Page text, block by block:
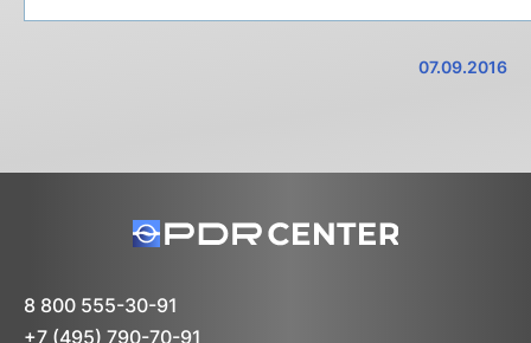
07.09.2016
8 800 555-30-91
+7 (495) 790-70-91